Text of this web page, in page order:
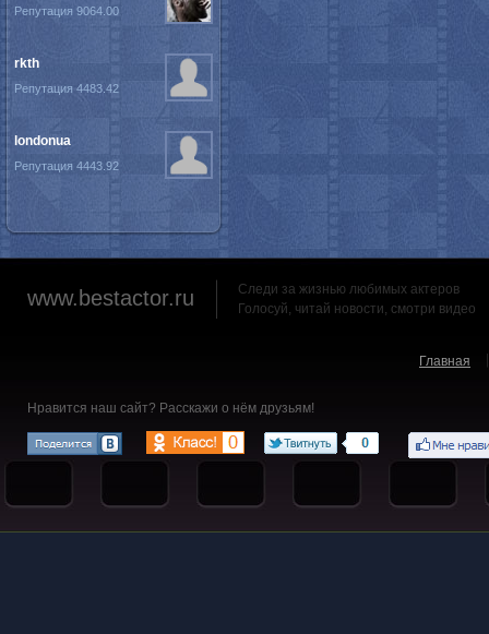
Репутация 9064.00
rkth
Репутация 4483.42
londonua
Репутация 4443.92
www.bestactor.ru
Следи за жизнью любимых актеров
Голосуй, читай новости, смотри видео
Главная
Нравится наш сайт? Расскажи о нём друзьям!